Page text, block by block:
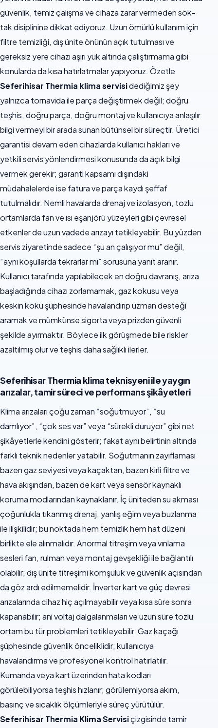
güvenlik, temiz çalışma ve cihaza zarar vermeden sök-
tak disiplinine dikkat ediyoruz. Uzun ömürlü kullanım için
filtre temizliği, dış ünite önünün açık tutulması ve
gereksiz yere cihazı aşırı yük altında çalıştırmama gibi
konularda da kısa hatırlatmalar yapıyoruz. Özetle
Seferihisar Thermia klima servisidediğimiz şey
yalnızca tornavida ile parça değiştirmek değil; doğru
teşhis, doğru parça, doğru montaj ve kullanıcıya anlaşılır
bilgi vermeyi bir arada sunan bütünsel bir süreçtir. Üretici
garantisi devam eden cihazlarda kullanıcı hakları ve
yetkili servis yönlendirmesi konusunda da açık bilgi
vermek gerekir; garanti kapsamı dışındaki
müdahalelerde ise fatura ve parça kaydı şeffaf
tutulmalıdır. Nemli havalarda drenaj ve izolasyon, tozlu
ortamlarda fan ve ısı eşanjörü yüzeyleri gibi çevresel
etkenler de uzun vadede arızayı tetikleyebilir. Bu yüzden
servis ziyaretinde sadece “şu an çalışıyor mu” değil,
“aynı koşullarda tekrarlar mı” sorusuna yanıt aranır.
Kullanıcı tarafında yapılabilecek en doğru davranış, arıza
başladığında cihazı zorlamamak, gaz kokusu veya
keskin koku şüphesinde havalandırıp uzman desteği
aramak ve mümkünse sigorta veya prizden güvenli
şekilde ayırmaktır. Böylece ilk görüşmede bile riskler
azaltılmış olur ve teşhis daha sağlıklı ilerler.
Seferihisar Thermia klima teknisyeni ile yaygın
arızalar, tamir süreci ve performans şikâyetleri
Klima arızaları çoğu zaman “soğutmuyor”, “su
damlıyor”, “çok ses var” veya “sürekli duruyor” gibi net
şikâyetlerle kendini gösterir; fakat aynı belirtinin altında
farklı teknik nedenler yatabilir. Soğutmanın zayıflaması
bazen gaz seviyesi veya kaçaktan, bazen kirli filtre ve
hava akışından, bazen de kart veya sensör kaynaklı
koruma modlarından kaynaklanır. İç üniteden su akması
çoğunlukla tıkanmış drenaj, yanlış eğim veya buzlanma
ile ilişkilidir; bu noktada hem temizlik hem hat düzeni
birlikte ele alınmalıdır. Anormal titreşim veya vınlama
sesleri fan, rulman veya montaj gevşekliği ile bağlantılı
olabilir; dış ünite titreşimi komşuluk ve güvenlik açısından
da göz ardı edilmemelidir. İnverter kart ve güç devresi
arızalarında cihaz hiç açılmayabilir veya kısa süre sonra
kapanabilir; ani voltaj dalgalanmaları ve uzun süre tozlu
ortam bu tür problemleri tetikleyebilir. Gaz kaçağı
şüphesinde güvenlik önceliklidir; kullanıcıya
havalandırma ve profesyonel kontrol hatırlatılır.
Kumanda veya kart üzerinden hata kodları
görülebiliyorsa teşhis hızlanır; görülemiyorsa akım,
basınç ve sıcaklık ölçümleriyle süreç yürütülür.
Seferihisar Thermia Klima Servisiçizgisinde tamir